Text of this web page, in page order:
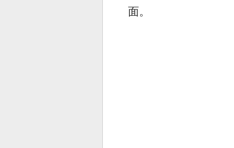
面。